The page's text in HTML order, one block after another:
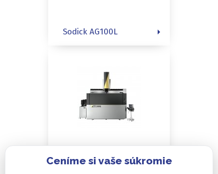
Sodick AG100L
Sodick AG200L
Ceníme si vaše súkromie